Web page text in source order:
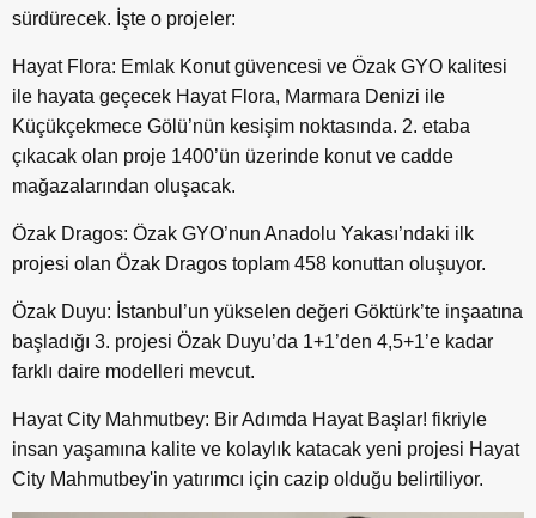
sürdürecek. İşte o projeler:
Hayat Flora: Emlak Konut güvencesi ve Özak GYO kalitesi
ile hayata geçecek Hayat Flora, Marmara Denizi ile
Küçükçekmece Gölü’nün kesişim noktasında. 2. etaba
çıkacak olan proje 1400’ün üzerinde konut ve cadde
mağazalarından oluşacak.
Özak Dragos: Özak GYO’nun Anadolu Yakası’ndaki ilk
projesi olan Özak Dragos toplam 458 konuttan oluşuyor.
Özak Duyu: İstanbul’un yükselen değeri Göktürk’te inşaatına
başladığı 3. projesi Özak Duyu’da 1+1’den 4,5+1’e kadar
farklı daire modelleri mevcut.
Hayat City Mahmutbey: Bir Adımda Hayat Başlar! fikriyle
insan yaşamına kalite ve kolaylık katacak yeni projesi Hayat
City Mahmutbey'in yatırımcı için cazip olduğu belirtiliyor.